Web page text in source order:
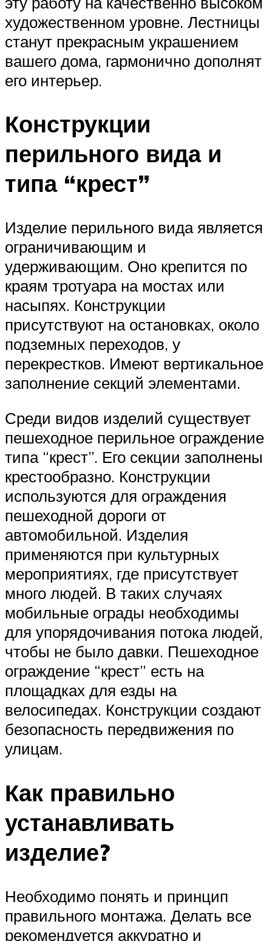
художественном уровне. Лестницы
станут прекрасным украшением
вашего дома, гармонично дополнят
его интерьер.
Конструкции
перильного вида и
типа “крест”
Изделие перильного вида является
ограничивающим и
удерживающим. Оно крепится по
краям тротуара на мостах или
насыпях. Конструкции
присутствуют на остановках, около
подземных переходов, у
перекрестков. Имеют вертикальное
заполнение секций элементами.
Среди видов изделий существует
пешеходное перильное ограждение
типа “крест”. Его секции заполнены
крестообразно. Конструкции
используются для ограждения
пешеходной дороги от
автомобильной. Изделия
применяются при культурных
мероприятиях, где присутствует
много людей. В таких случаях
мобильные ограды необходимы
для упорядочивания потока людей,
чтобы не было давки. Пешеходное
ограждение “крест” есть на
площадках для езды на
велосипедах. Конструкции создают
безопасность передвижения по
улицам.
Как правильно
устанавливать
изделие?
Необходимо понять и принцип
правильного монтажа. Делать все
рекомендуется аккуратно и